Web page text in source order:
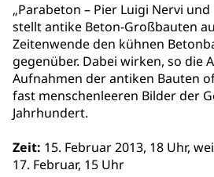
„Parabeton – Pier Luigi Nervi
stellt antike Beton-Großbauten
Zeitenwende den kühnen
gegenüber. Dabei wirken, so die
Aufnahmen der antiken Bauten
fast menschenleeren Bilder der
Jahrhundert.
Zeit: 15. Februar 2013, 18 Uhr,
17. Februar, 15 Uhr